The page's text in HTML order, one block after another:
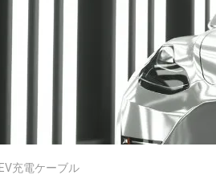
EV充電ケーブル